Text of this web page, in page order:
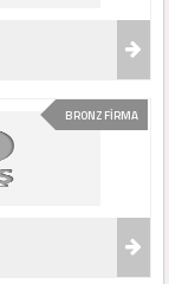
BRONZ FİRMA